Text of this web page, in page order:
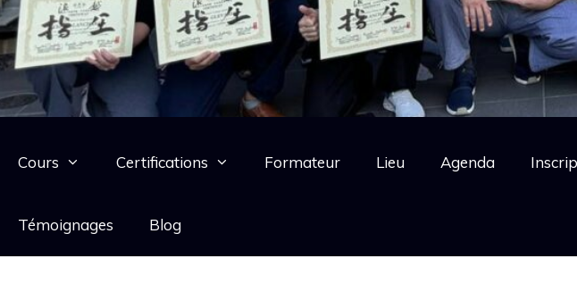
Cours Certifications Formateur Lieu Agenda
Témoignages Blog